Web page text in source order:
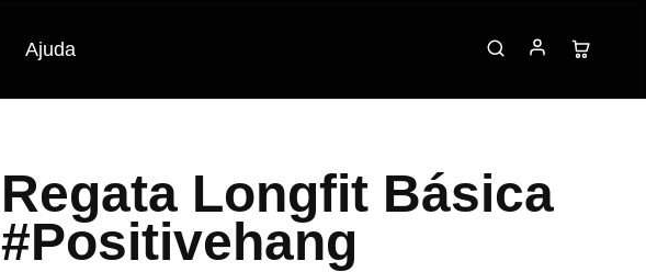
Ajuda
Regata Longfit Básica
#Positivehang